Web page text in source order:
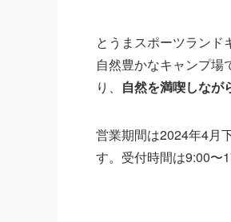
とうまスポーツランド
自然豊かなキャンプ場
り、 自然を満喫しなが
営業期間は2024年4月
す。受付時間は9:00〜